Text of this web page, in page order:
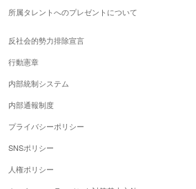
所属タレントへのプレゼントについて
反社会的勢力排除宣言
行動憲章
内部統制システム
内部通報制度
プライバシーポリシー
SNSポリシー
人権ポリシー